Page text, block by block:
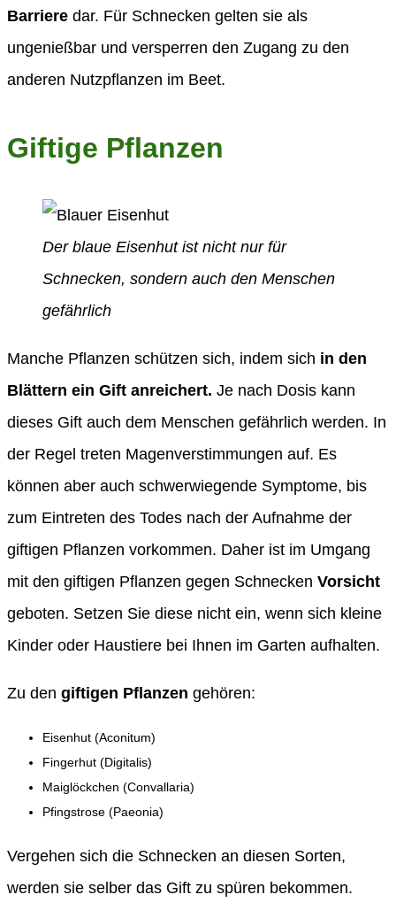
Barriere dar. Für Schnecken gelten sie als
ungenießbar und versperren den Zugang zu den
anderen Nutzpflanzen im Beet.
Giftige Pflanzen
Der blaue Eisenhut ist nicht nur für
Schnecken, sondern auch den Menschen
gefährlich
Manche Pflanzen schützen sich, indem sich in den
Blättern ein Gift anreichert. Je nach Dosis kann
dieses Gift auch dem Menschen gefährlich werden. In
der Regel treten Magenverstimmungen auf. Es
können aber auch schwerwiegende Symptome, bis
zum Eintreten des Todes nach der Aufnahme der
giftigen Pflanzen vorkommen. Daher ist im Umgang
mit den giftigen Pflanzen gegen Schnecken Vorsicht
geboten. Setzen Sie diese nicht ein, wenn sich kleine
Kinder oder Haustiere bei Ihnen im Garten aufhalten.
Zu den giftigen Pflanzen gehören:
Eisenhut (Aconitum)
Fingerhut (Digitalis)
Maiglöckchen (Convallaria)
Pfingstrose (Paeonia)
Vergehen sich die Schnecken an diesen Sorten,
werden sie selber das Gift zu spüren bekommen.